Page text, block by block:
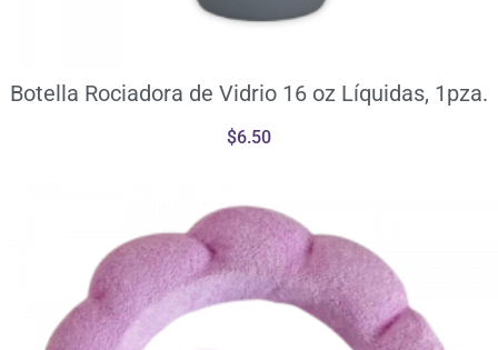
Botella Rociadora de Vidrio 16 oz Líquidas, 1pza.
$6.50